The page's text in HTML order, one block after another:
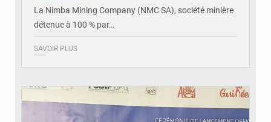
La Nimba Mining Company (NMC SA), société minière
détenue à 100 % par…
SAVOIR PLUS